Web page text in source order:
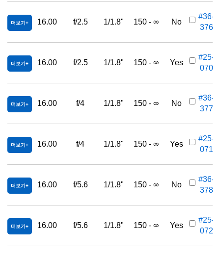
더보기 16.00 f/2.5 1/1.8" 150 - ∞ No
#36-
376
더보기 16.00 f/2.5 1/1.8" 150 - ∞ Yes
#25-
070
더보기 16.00 f/4 1/1.8" 150 - ∞ No
#36-
377
더보기 16.00 f/4 1/1.8" 150 - ∞ Yes
#25-
071
더보기 16.00 f/5.6 1/1.8" 150 - ∞ No
#36-
378
더보기 16.00 f/5.6 1/1.8" 150 - ∞ Yes
#25-
072